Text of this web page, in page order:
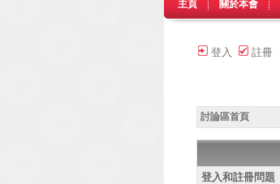
主頁 關於本會
登入 註冊
討論區首頁
登入和註冊問題